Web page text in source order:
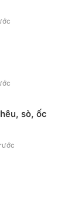
sò, ốc